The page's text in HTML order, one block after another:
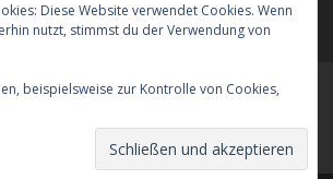
Diese Website verwendet Cookies. Wenn
nutzt, stimmst du der Verwendung von
beispielsweise zur Kontrolle von Cookies,
Höhenweg wandern mit Hund
Hund nach England
Das Impressum